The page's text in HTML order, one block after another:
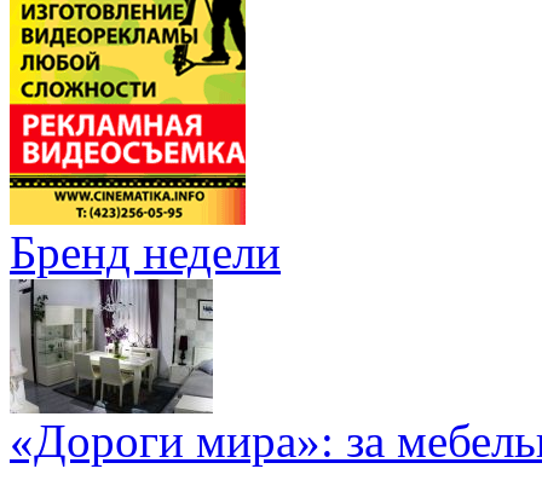
Бренд недели
«Дороги мира»: за